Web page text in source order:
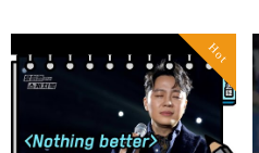
Hot